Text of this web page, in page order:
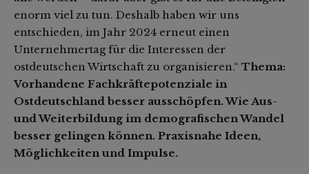
enorm viel zu tun. Deshalb haben wir uns
entschieden, im Jahr 2024 erneut einen
Unternehmertag für die Interessen der
ostdeutschen Wirtschaft zu organisieren.“ Thema:
Vorhandene Fachkräftepotenziale in
Ostdeutschland besser ausschöpfen. Wie Aus-
und Weiterbildung im demografischen Wandel
besser gelingen können. Praxisnahe Ideen,
Möglichkeiten und Impulse.